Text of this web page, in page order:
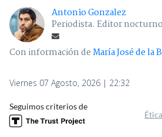
Antonio Gonzalez
Periodista. Editor
Con información deMaría José de la
Viernes 07 Agosto, 2026 | 22:32
Seguimos criterios de